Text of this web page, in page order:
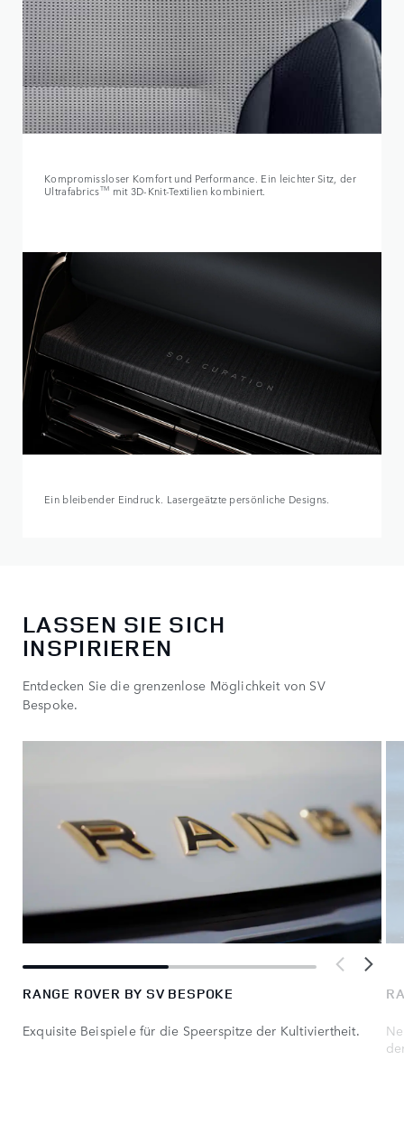
Kompromissloser Komfort und Performance. Ein leichter Sitz, der
UltrafabricsTM mit 3D-Knit-Textilien kombiniert.
Ein bleibender Eindruck. Lasergeätzte persönliche Designs.
LASSEN SIE SICH
INSPIRIEREN
Entdecken Sie die grenzenlose Möglichkeit von SV
Bespoke.
RANGE ROVER BY SV BESPOKE
Exquisite Beispiele für die Speerspitze der Kultiviertheit.